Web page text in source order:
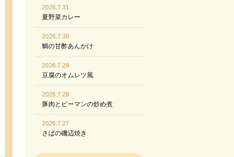
2026.7.31
夏野菜カレー
2026.7.30
鯛の甘酢あんかけ
2026.7.29
豆腐のオムレツ風
2026.7.28
豚肉とピーマンの炒め煮
2026.7.27
さばの磯辺焼き